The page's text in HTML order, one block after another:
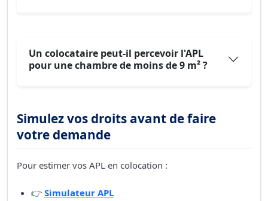
Un colocataire peut-il percevoir l'APL
pour une chambre de moins de 9 m² ?
Simulez vos droits avant de faire
votre demande
Pour estimer vos APL en colocation :
👉 Simulateur APL